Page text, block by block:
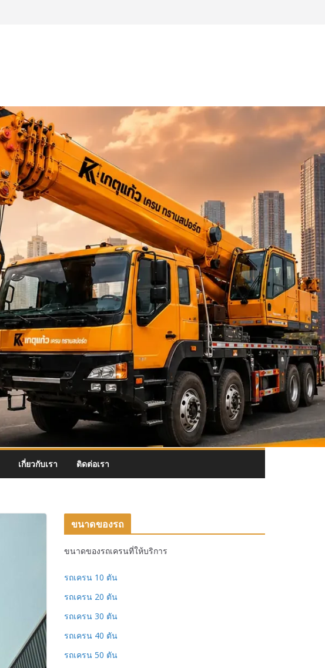
เกี่ยวกับเรา ติดต่อเรา
ขนาดของรถ
ขนาดของรถเครนที่ให้บริการ
รถเครน 10 ตัน
รถเครน 20 ตัน
รถเครน 30 ตัน
รถเครน 40 ตัน
รถเครน 50 ตัน